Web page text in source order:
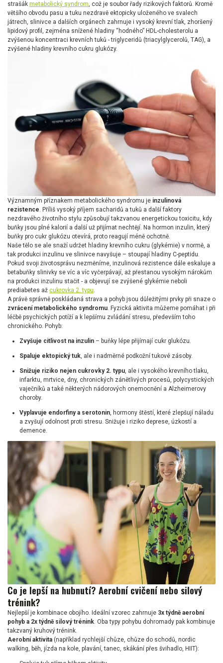
strašák metabolický syndrom, což je soubor řady rizikových faktorů. Kromě
většího obvodu pasu a tuku nezdravě ektopicky uloženého ve svalech
játrech, slinivce a dalších orgánech zahrnuje i vysoký krevní tlak, zhoršený
lipidový profil, zejména snížené hladiny “hodného” HDL-cholesterolu a
zvýšenou koncentraci krevních tuků - triglyceridů (triacylglycerolů, TAG), a
zvýšené hladiny krevního cukru glukózy.
Významným příznakem metabolického syndromu je inzulinová
rezistence. Příliš vysoký příjem sacharidů a tuků a další faktory
nezdravého životního stylu způsobují takzvanou energetickou toxicitu, kdy
buňky jsou plné kalorií a další už přijímat nechtějí. Na hormon inzulin, který
buňky pro cukr glukózu otevírá, proto reagují méně ochotně.
Naše tělo se ale snaží udržet hladiny krevního cukru (glykémie) v normě, a
tak produkci inzulinu ve slinivce navyšuje – stoupají hladiny C-peptidu.
Pokud svoji životosprávu nezměníme, inzulinová rezistence dále eskaluje a
betabuňky slinivky se víc a víc vyčerpávají, až přestanou vysokým nárokům
na produkci inzulinu stačit - a objevují se zvýšené glykémie neboli
prediabetes až cukrovka 2. typu.
A právě správně poskládaná strava a pohyb jsou důležitými prvky při snaze o
zvrácení metabolického syndromu. Fyzická aktivita můžeme pomáhat i při
léčbě psychických potíží a k lepšímu zvládání stresu, především toho
chronického. Pohyb:
Zvyšuje citlivost na inzulin – buňky lépe přijímají cukr glukózu.
Spaluje ektopický tuk, ale i nadměrné podkožní tukové zásoby.
Snižuje riziko nejen cukrovky 2. typu, ale i vysokého krevního tlaku,
infarktu, mrtvice, dny, chronických zánětlivých procesů, polycystických
vaječníků a také některých nádorových onemocnění a Alzheimerovy
choroby.
Vyplavuje endorfiny a serotonin, hormony štěstí, které zlepšují náladu
a zvyšují odolnost proti stresu. Snižuje i riziko deprese, úzkostí a
demence.
Co je lepší na hubnutí? Aerobní cvičení nebo silový
trénink?
Nejlepší je kombinace obojího. Ideální vzorec zahrnuje 3x týdně aerobní
pohyb a 2x týdně silový trénink . Oba typy pohybu dohromady pak kombinuje
takzvaný kruhový trénink.
Aerobní aktivita (například rychlejší chůze, chůze do schodů, nordic
walking, běh, jízda na kole, plavání, tanec, skákání přes švihadlo, HIIT):